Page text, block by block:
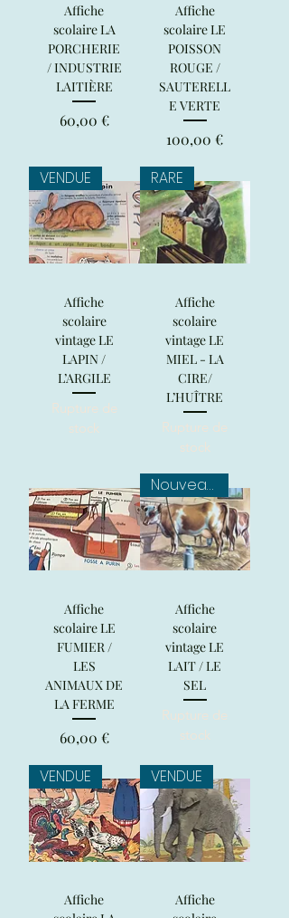
Affiche
scolaire LA
PORCHERIE
/ INDUSTRIE
LAITIÈRE
Prix
60,00 €
Affiche
scolaire LE
POISSON
ROUGE /
SAUTERELL
E VERTE
Prix
100,00 €
VENDUE
Affiche
scolaire
vintage LE
LAPIN /
L’ARGILE
Rupture de
stock
RARE
Affiche
scolaire
vintage LE
MIEL - LA
CIRE/
L’HUÎTRE
Rupture de
stock
Affiche
scolaire LE
FUMIER /
LES
ANIMAUX DE
LA FERME
Prix
60,00 €
Nouveauté
Affiche
scolaire
vintage LE
LAIT / LE
SEL
Rupture de
stock
VENDUE
Affiche
VENDUE
Affiche